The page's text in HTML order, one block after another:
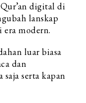
digital di
lanskap
era modern.
luar biasa
dan
serta kapan